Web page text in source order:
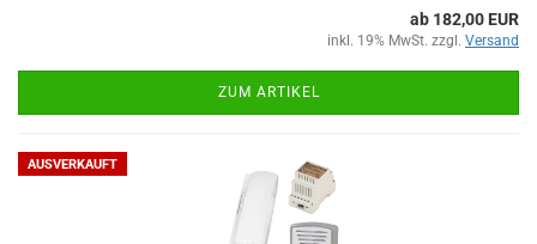
ab 182,00 EUR
inkl. 19% MwSt. zzgl. Versand
ZUM ARTIKEL
AUSVERKAUFT